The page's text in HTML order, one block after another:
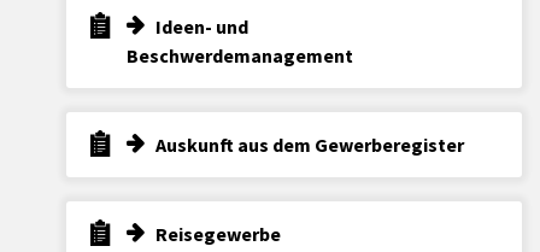
Ideen- und
Beschwerdemanagement
Auskunft aus dem Gewerberegister
Reisegewerbe